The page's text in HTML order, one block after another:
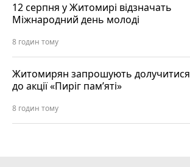
12 серпня у Житомирі відзначать
Міжнародний день молоді
8 годин тому
Житомирян запрошують долучитися
до акції «Пиріг пам’яті»
8 годин тому